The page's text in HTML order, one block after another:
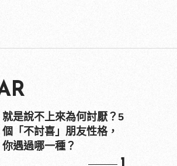
就是說不上來為何討厭？5
個「不討喜」朋友性格，
你遇過哪一種？